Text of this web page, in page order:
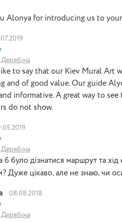
Alonya for introducing us to
to say that our Kiev Mural Art
and of good value. Our guide
informative. A great way to
do not show.
було дізнатися маршрут та хід
Дуже цікаво, але не знаю, чи
08.08.2018